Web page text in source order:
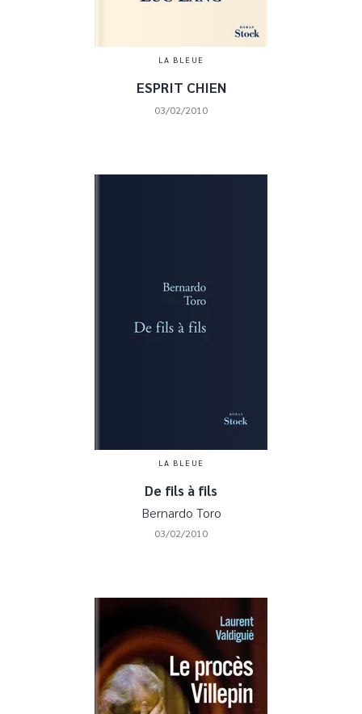
LA BLEUE
ESPRIT CHIEN
03/02/2010
LA BLEUE
De fils à fils
Bernardo Toro
03/02/2010